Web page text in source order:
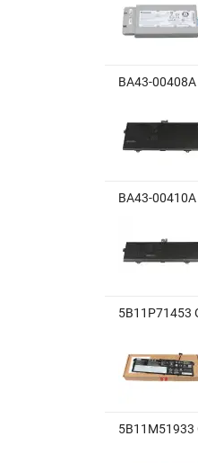
BA43-
BA43-
5B11P71453
5B11M51933